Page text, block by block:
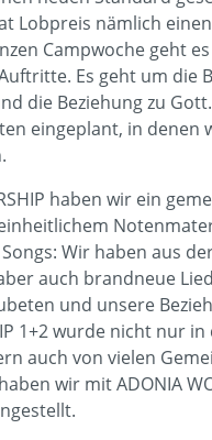
Lobpreis nämlich
Campwoche geht
Es geht um die
die Beziehung zu
eingeplant, in denen
haben wir ein
Wir haben aus
auch brandneue
und unsere
1+2 wurde nicht nur
auch von vielen
wir mit ADONIA